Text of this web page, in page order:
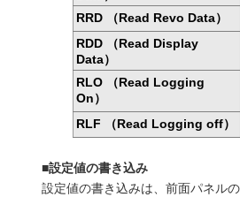
RRD （Read Revo Data）
RDD （Read Display
Data）
RLO （Read Logging
On）
RLF （Read Logging off）
■設定値の書き込み
設定値の書き込みは、前面パネル